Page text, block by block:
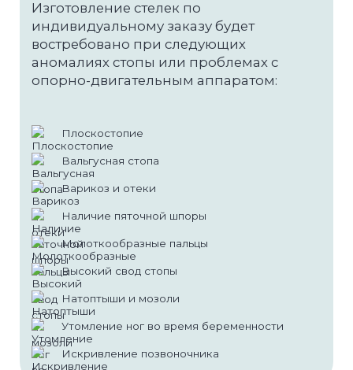
Восстановление после родов
Детские направления
Кинезиология для деток
Эстетика тела и лица
Антицеллюлитный массаж
Буккальный массаж
Лимфодренажный массаж
Массаж лица
Моделирующий массаж груди
Косметология
Альгинатная маска
Изготовление стелек по
индивидуальному заказу будет
востребовано при следующих
аномалиях стопы или проблемах с
опорно-двигательным аппаратом:
Плоскостопие
Вальгусная стопа
Варикоз и отеки
Наличие пяточной шпоры
Молоткообразные пальцы
Высокий свод стопы
Натоптыши и мозоли
Утомление ног во время беременности
Искривление позвоночника